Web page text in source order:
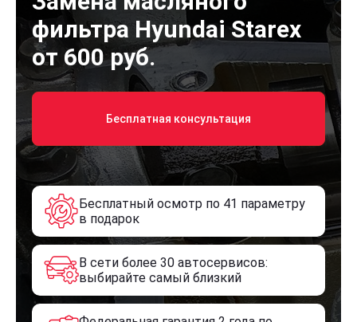
фильтра Hyundai Starex
от 600 руб.
Бесплатная консультация
Бесплатный осмотр по 41 параметру
в подарок
В сети более 30 автосервисов:
выбирайте самый близкий